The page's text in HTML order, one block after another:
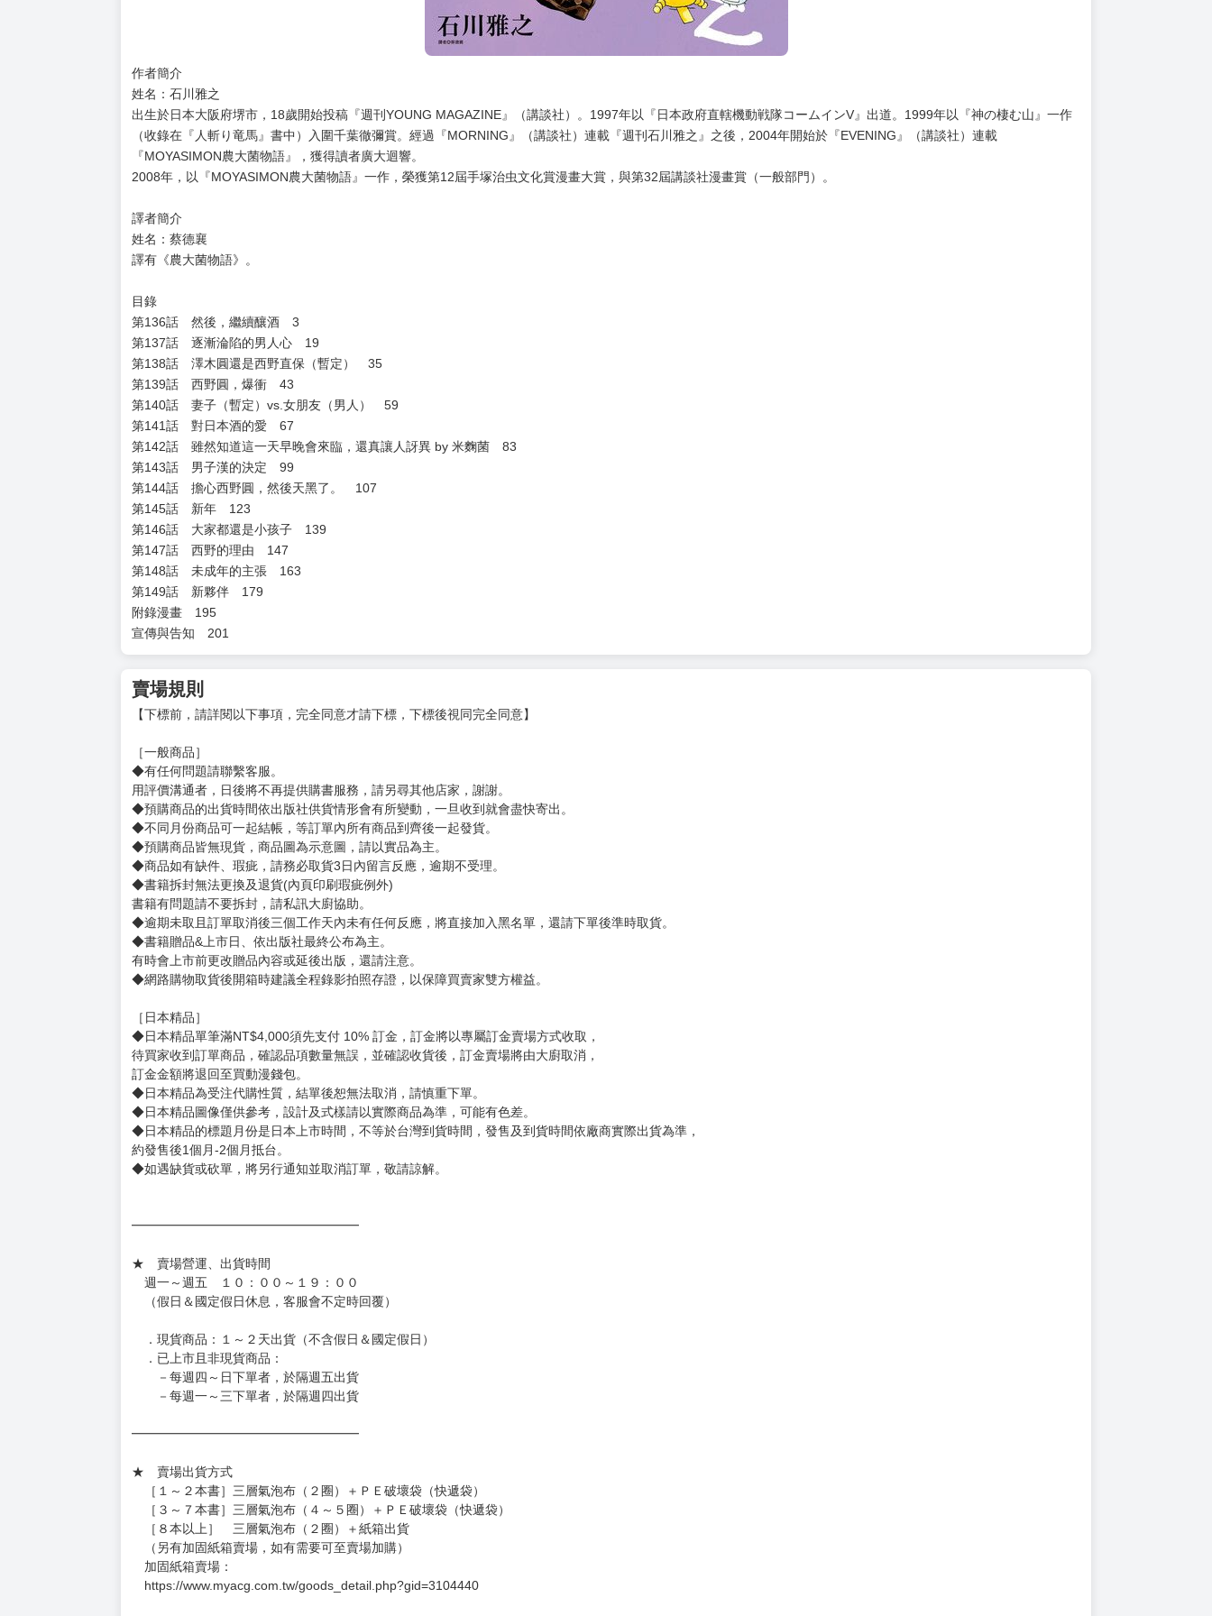
作者簡介
出生於日本大阪府堺市，18歲開始投稿『週刊YOUNG MAGAZINE』（講談社）。1997年以『日本政府直轄機動戦隊コームインV』出道。1999年以『神の棲む山』一作
（收錄在『人斬り竜馬』書中）入圍千葉徹彌賞。經過『MORNING』（講談社）連載『週刊石川雅之』之後，2004年開始於『EVENING』（講談社）連載
『MOYASIMON農大菌物語』，獲得讀者廣大迴響。
2008年，以『MOYASIMON農大菌物語』一作，榮獲第12屆手塚治虫文化賞漫畫大賞，與第32屆講談社漫畫賞（一般部門）。
譯者簡介
姓名：蔡德襄
譯有《農大菌物語》。
目錄
第136話 然後，繼續釀酒 3
第137話 逐漸淪陷的男人心 19
第138話 澤木圓還是西野直保（暫定） 35
第139話 西野圓，爆衝 43
第140話 妻子（暫定）vs.女朋友（男人） 59
第141話 對日本酒的愛 67
第142話 雖然知道這一天早晚會來臨，還真讓人訝異 by 米麴菌 83
第145話 新年 123
第146話 大家都還是小孩子 139
第148話 未成年的主張 163
第149話 新夥伴 179
附錄漫畫 195
宣傳與告知 201
賣場規則
【下標前，請詳閱以下事項，完全同意才請下標，下標後視同完全同意】
［一般商品］
◆有任何問題請聯繫客服。
用評價溝通者，日後將不再提供購書服務，請另尋其他店家，謝謝。
◆不同月份商品可一起結帳，等訂單內所有商品到齊後一起發貨。
◆預購商品皆無現貨，商品圖為示意圖，請以實品為主。
◆商品如有缺件、瑕疵，請務必取貨3日內留言反應，逾期不受理。
◆書籍拆封無法更換及退貨(內頁印刷瑕疵例外)
書籍有問題請不要拆封，請私訊大廚協助。
◆逾期未取且訂單取消後三個工作天內未有任何反應，將直接加入黑名單，還請下單後準時取貨。
◆書籍贈品&上市日、依出版社最終公布為主。
有時會上市前更改贈品內容或延後出版，還請注意。
◆網路購物取貨後開箱時建議全程錄影拍照存證，以保障買賣家雙方權益。
訂金金額將退回至買動漫錢包。
◆日本精品為受注代購性質，結單後恕無法取消，請慎重下單。
◆日本精品圖像僅供參考，設計及式樣請以實際商品為準，可能有色差。
約發售後1個月-2個月抵台。
◆如遇缺貨或砍單，將另行通知並取消訂單，敬請諒解。
週一～週五 １０：００～１９：００
（假日＆國定假日休息，客服會不定時回覆）
．現貨商品：１～２天出貨（不含假日＆國定假日）
．已上市且非現貨商品：
－每週四～日下單者，於隔週五出貨
－每週一～三下單者，於隔週四出貨